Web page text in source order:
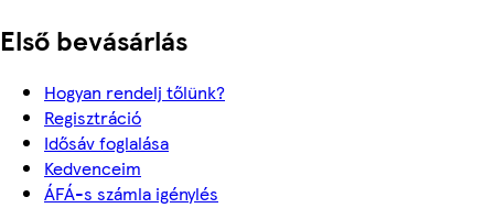
Első bevásárlás
Hogyan rendelj tőlünk?
Regisztráció
Idősáv foglalása
Kedvenceim
ÁFÁ-s számla igénylés